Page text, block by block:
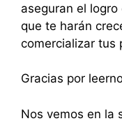
aseguran el
que te harán
comercializar tus
Gracias por
Nos vemos en la